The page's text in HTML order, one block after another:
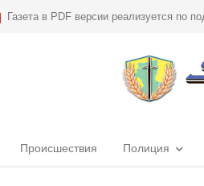
Газета в PDF версии реализуется по
Происшествия Полиция